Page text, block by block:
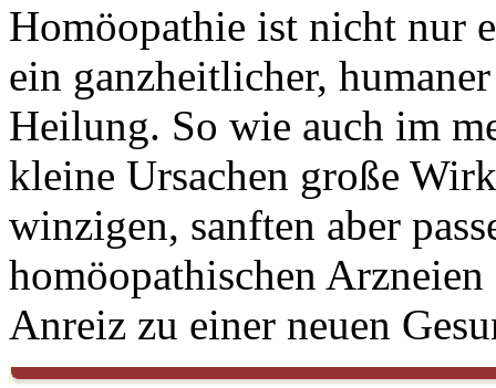
Homöopathie ist nicht nur
ein ganzheitlicher,
Heilung. So wie auch im
kleine Ursachen große
winzigen, sanften aber
homöopathischen
Anreiz zu einer neuen